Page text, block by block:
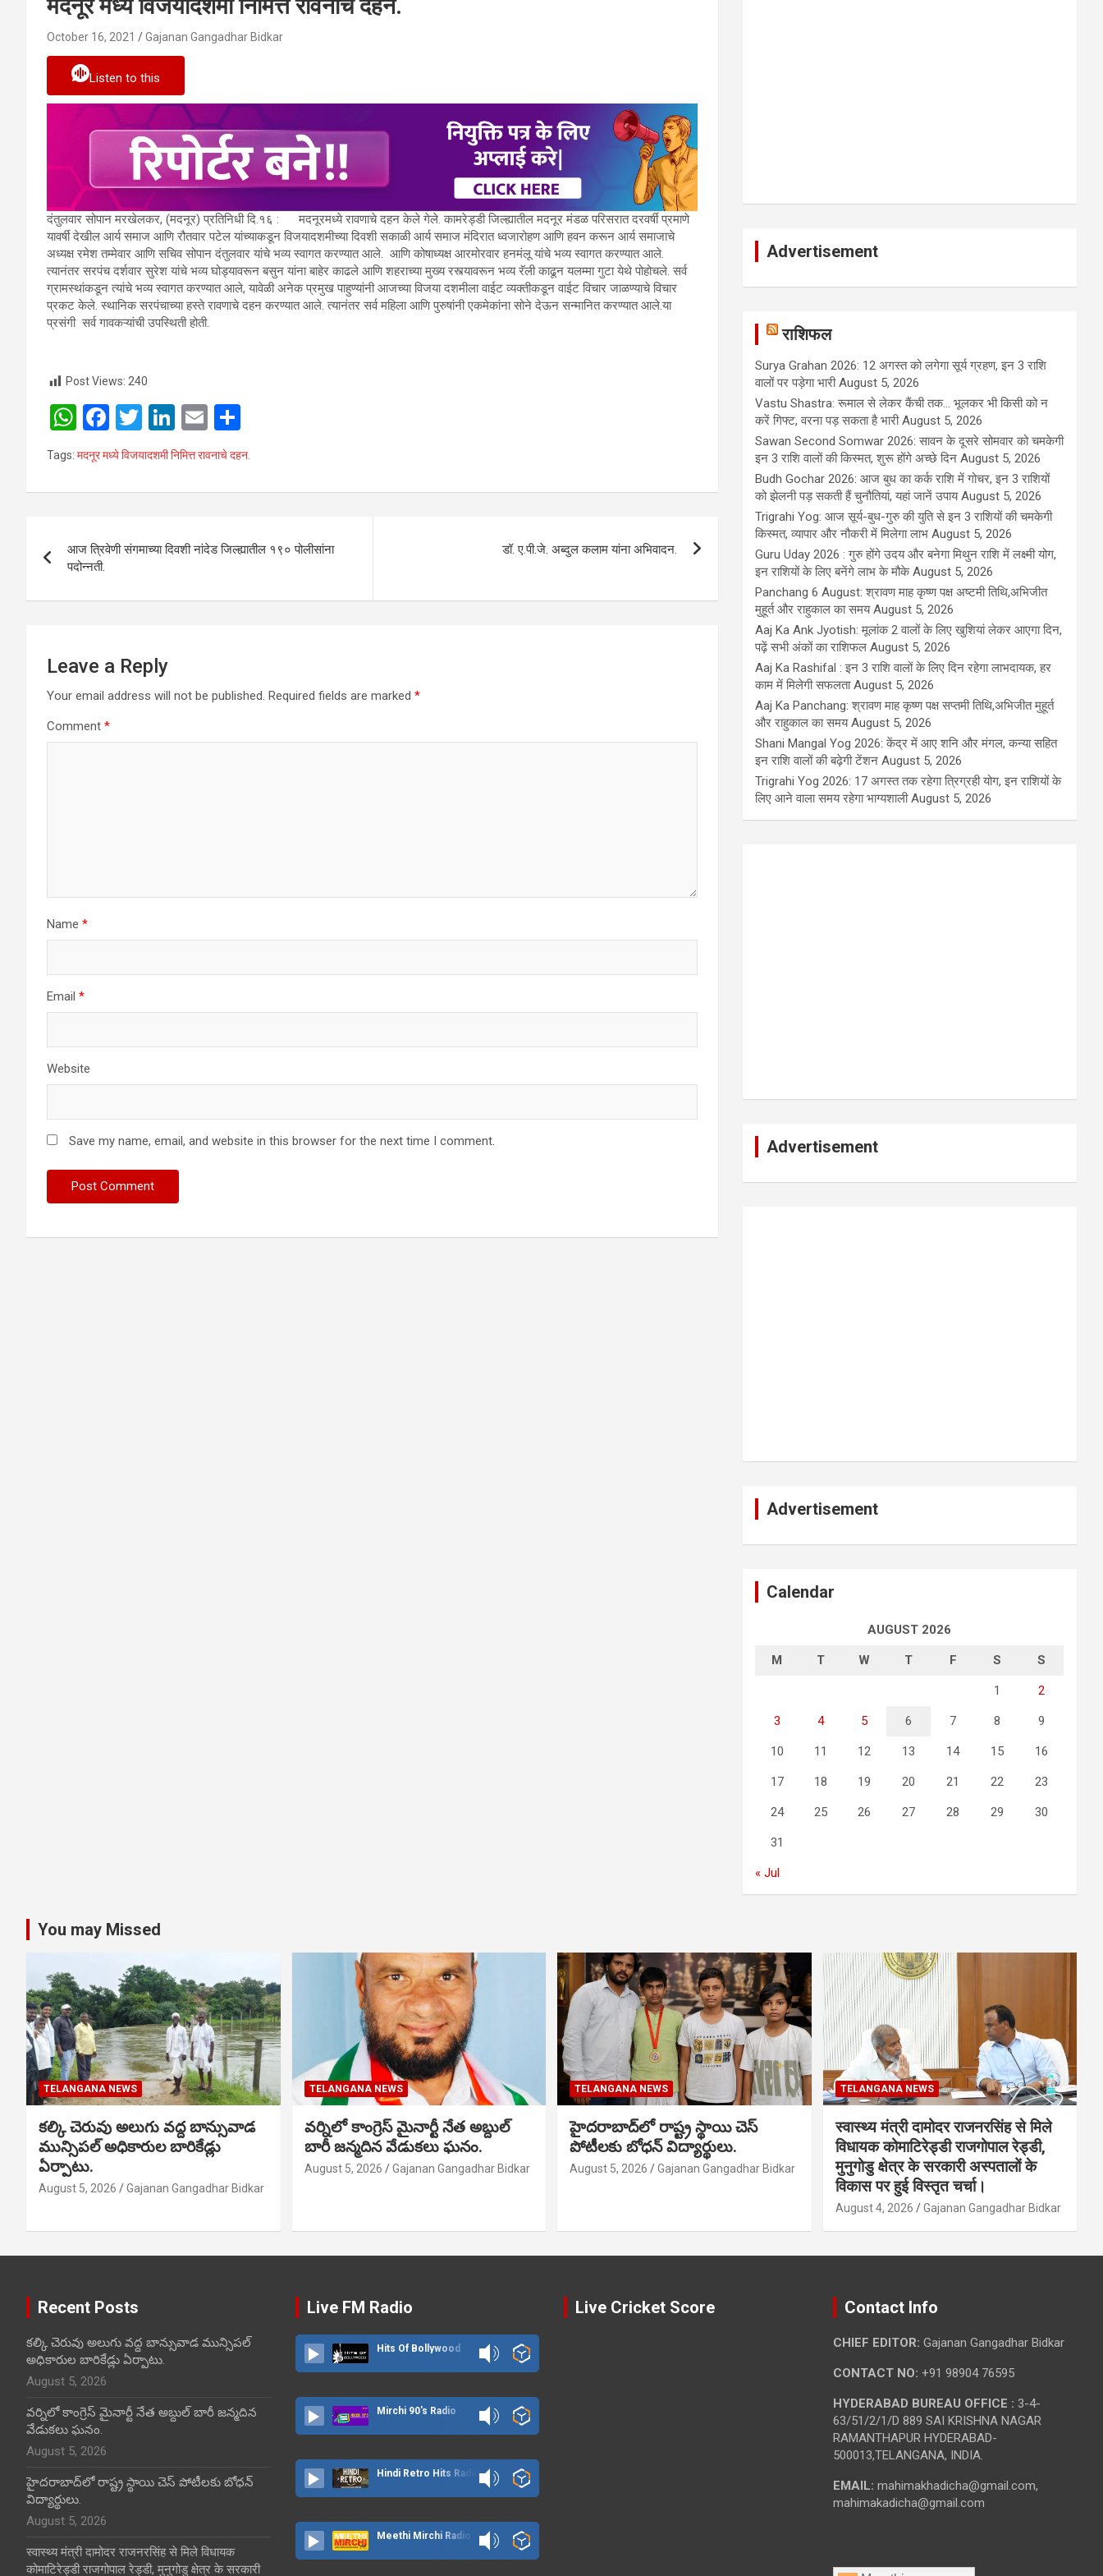
मदनूर मध्ये विजयादशमी निमित्त रावनाचे दहन.
October 16, 2021 Gajanan Gangadhar Bidkar
Listen to this
दंतुलवार सोपान मरखेलकर, (मदनूर) प्रतिनिधी दि.१६ : मदनूरमध्ये रावणाचे दहन केले गेले. कामरेड्डी जिल्ह्यातील मदनूर मंडळ परिसरात दरवर्षी प्रमाणे
यावर्षी देखील आर्य समाज आणि रौतवार पटेल यांच्याकडून विजयादशमीच्या दिवशी सकाळी आर्य समाज मंदिरात ध्वजारोहण आणि हवन करून आर्य समाजाचे
अध्यक्ष रमेश तम्मेवार आणि सचिव सोपान दंतुलवार यांचे भव्य स्वागत करण्यात आले. आणि कोषाध्यक्ष आरमोरवार हनमंलू यांचे भव्य स्वागत करण्यात आले.
त्यानंतर सरपंच दर्शवार सुरेश यांचे भव्य घोड्यावरून बसुन यांना बाहेर काढले आणि शहराच्या मुख्य रस्त्यावरून भव्य रॅली काढून यलम्मा गुटा येथे पोहोचले. सर्व
ग्रामस्थांकडून त्यांचे भव्य स्वागत करण्यात आले, यावेळी अनेक प्रमुख पाहुण्यांनी आजच्या विजया दशमीला वाईट व्यक्तीकडून वाईट विचार जाळण्याचे विचार
प्रकट केले. स्थानिक सरपंचाच्या हस्ते रावणाचे दहन करण्यात आले. त्यानंतर सर्व महिला आणि पुरुषांनी एकमेकांना सोने देऊन सन्मानित करण्यात आले.या
प्रसंगी सर्व गावकऱ्यांची उपस्थिती होती.
Post Views: 240
W
at
s
p
p
F
a
ce
b
o
T
wi
tt
er
Li
n
ke
dI
E
m
ail
ar
e
Tags: मदनूर मध्ये विजयादशमी निमित्त रावनाचे दहन.
navigation
आज त्रिवेणी संगमाच्या दिवशी नांदेड जिल्ह्यातील १९० पोलीसांना
पदोन्नती.
डॉ. ए.पी.जे. अब्दुल कलाम यांना अभिवादन.
Leave a Reply
Your email address will not be published. Required fields are marked *
Comment *
Name *
Email *
Website
Save my name, email, and website in this browser for the next time I comment.
Advertisement
राशिफल
Surya Grahan 2026: 12 अगस्त को लगेगा सूर्य ग्रहण, इन 3 राशि
वालों पर पड़ेगा भारी August 5, 2026
Vastu Shastra: रूमाल से लेकर कैंची तक... भूलकर भी किसी को न
करें गिफ्ट, वरना पड़ सकता है भारी August 5, 2026
Sawan Second Somwar 2026: सावन के दूसरे सोमवार को चमकेगी
इन 3 राशि वालों की किस्मत, शुरू होंगे अच्छे दिन August 5, 2026
Budh Gochar 2026: आज बुध का कर्क राशि में गोचर, इन 3 राशियों
को झेलनी पड़ सकती हैं चुनौतियां, यहां जानें उपाय August 5, 2026
Trigrahi Yog: आज सूर्य-बुध-गुरु की युति से इन 3 राशियों की चमकेगी
किस्मत, व्यापार और नौकरी में मिलेगा लाभ August 5, 2026
Guru Uday 2026 : गुरु होंगे उदय और बनेगा मिथुन राशि में लक्ष्मी योग,
इन राशियों के लिए बनेंगे लाभ के मौके August 5, 2026
Panchang 6 August: श्रावण माह कृष्ण पक्ष अष्टमी तिथि,अभिजीत
मुहूर्त और राहुकाल का समय August 5, 2026
Aaj Ka Ank Jyotish: मूलांक 2 वालों के लिए खुशियां लेकर आएगा दिन,
पढ़ें सभी अंकों का राशिफल August 5, 2026
Aaj Ka Rashifal : इन 3 राशि वालों के लिए दिन रहेगा लाभदायक, हर
काम में मिलेगी सफलता August 5, 2026
Aaj Ka Panchang: श्रावण माह कृष्ण पक्ष सप्तमी तिथि,अभिजीत मुहूर्त
और राहुकाल का समय August 5, 2026
Shani Mangal Yog 2026: केंद्र में आए शनि और मंगल, कन्या सहित
इन राशि वालों की बढ़ेगी टेंशन August 5, 2026
Trigrahi Yog 2026: 17 अगस्त तक रहेगा त्रिग्रही योग, इन राशियों के
लिए आने वाला समय रहेगा भाग्यशाली August 5, 2026
Advertisement
Advertisement
Calendar
AUGUST 2026
M T W T F S S
1 2
3 4 5 6 7 8 9
10 11 12 13 14 15 16
17 18 19 20 21 22 23
24 25 26 27 28 29 30
31
« Jul
You may Missed
TELANGANA NEWS
కల్కి చెరువు అలుగు వద్ద బాన్సువాడ
మున్సిపల్ అధికారుల బారికేడ్లు
ఏర్పాటు.
August 5, 2026 Gajanan Gangadhar Bidkar
TELANGANA NEWS
వర్నిలో కాంగ్రెస్ మైనార్టీ నేత అబ్దుల్
బారీ జన్మదిన వేడుకలు ఘనం.
August 5, 2026 Gajanan Gangadhar Bidkar
TELANGANA NEWS
హైదరాబాద్‌లో రాష్ట్ర స్థాయి చెస్
పోటీలకు బోధన్ విద్యార్థులు.
August 5, 2026 Gajanan Gangadhar Bidkar
TELANGANA NEWS
स्वास्थ्य मंत्री दामोदर राजनरसिंह से मिले
विधायक कोमाटिरेड्डी राजगोपाल रेड्डी,
मुनुगोडु क्षेत्र के सरकारी अस्पतालों के
विकास पर हुई विस्तृत चर्चा।
August 4, 2026 Gajanan Gangadhar Bidkar
Recent Posts
కల్కి చెరువు అలుగు వద్ద బాన్సువాడ మున్సిపల్
అధికారుల బారికేడ్లు ఏర్పాటు.
August 5, 2026
వర్నిలో కాంగ్రెస్ మైనార్టీ నేత అబ్దుల్ బారీ జన్మదిన
వేడుకలు ఘనం.
August 5, 2026
హైదరాబాద్‌లో రాష్ట్ర స్థాయి చెస్ పోటీలకు బోధన్
విద్యార్థులు.
August 5, 2026
स्वास्थ्य मंत्री दामोदर राजनरसिंह से मिले विधायक
कोमाटिरेड्डी राजगोपाल रेड्डी, मुनुगोडु क्षेत्र के सरकारी
Live FM Radio
Hits Of Bollywood
Mirchi 90's Radio
Hindi Retro Hits Radio
Meethi Mirchi Radio
Live Cricket Score Contact Info
CHIEF EDITOR: Gajanan Gangadhar Bidkar
CONTACT NO: +91 98904 76595
HYDERABAD BUREAU OFFICE : 3-4-
63/51/2/1/D 889 SAI KRISHNA NAGAR
RAMANTHAPUR HYDERABAD-
500013,TELANGANA, INDIA.
EMAIL: mahimakhadicha@gmail.com,
mahimakadicha@gmail.com